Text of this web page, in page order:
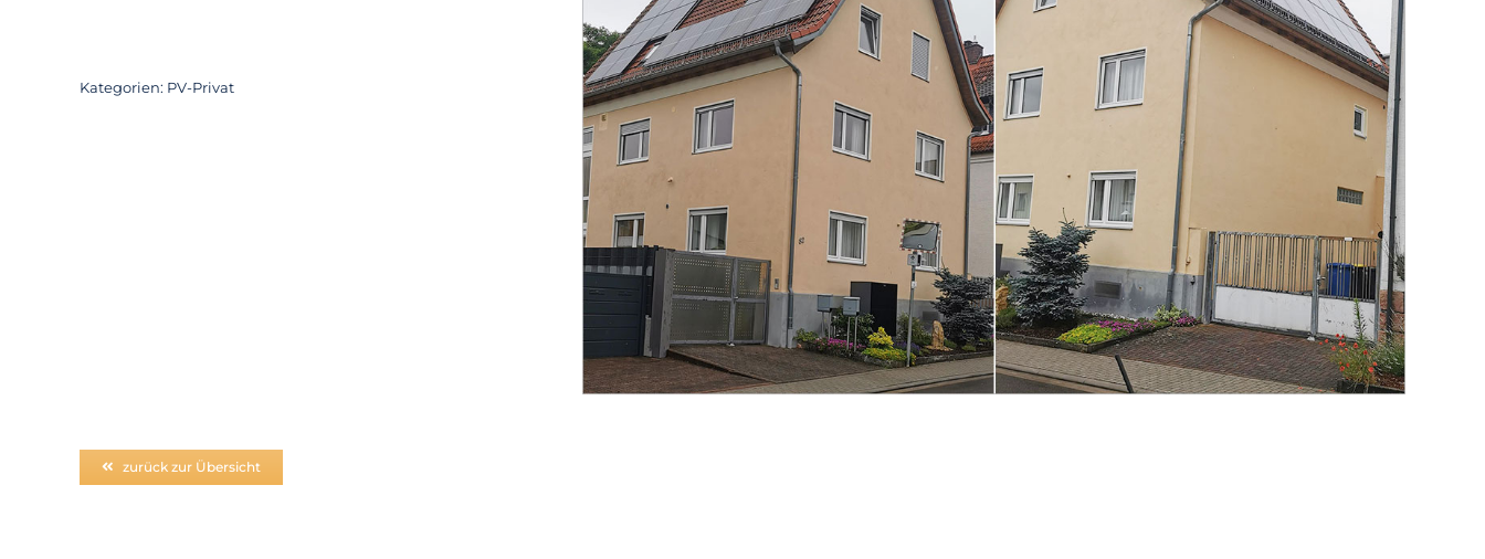
Kategorien: PV-Privat
zurück zur Übersicht